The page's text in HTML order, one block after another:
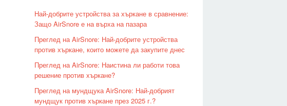
Най-добрите устройства за хъркане в сравнение:
Защо AirSnore е на върха на пазара
Преглед на AirSnore: Най-добрите устройства
против хъркане, които можете да закупите днес
Преглед на AirSnore: Наистина ли работи това
решение против хъркане?
Преглед на мундщука AirSnore: Най-добрият
мундщук против хъркане през 2025 г.?